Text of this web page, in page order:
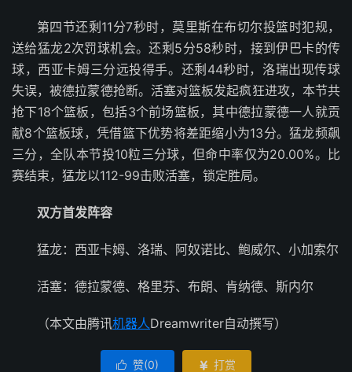
第四节还剩11分7秒时，莫里斯在布切尔投篮时犯规，
送给猛龙2次罚球机会。还剩5分58秒时，接到伊巴卡的传
球，西亚卡姆三分远投得手。还剩44秒时，洛瑞出现传球
失误，被德拉蒙德抢断。活塞对篮板发起疯狂进攻，本节共
抢下18个篮板，包括3个前场篮板，其中德拉蒙德一人就贡
献8个篮板球，凭借篮下优势将差距缩小为13分。猛龙频飙
三分，全队本节投10粒三分球，但命中率仅为20.00%。比
赛结束，猛龙以112-99击败活塞，锁定胜局。
双方首发阵容
猛龙：西亚卡姆、洛瑞、阿奴诺比、鲍威尔、小加索尔
活塞：德拉蒙德、格里芬、布朗、肯纳德、斯内尔
（本文由腾讯机器人Dreamwriter自动撰写）
 赞(0)  打赏